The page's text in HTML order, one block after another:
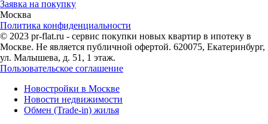
Заявка на покупку
Москва
Политика конфиденциальности
© 2023 pr-flat.ru - сервис покупки новых квартир в ипотеку в
Москве. Не является публичной офертой. 620075, Екатеринбург,
ул. Малышева, д. 51, 1 этаж.
Пользовательское соглашение
Новостройки в Москве
Новости недвижимости
Обмен (Trade-in) жилья